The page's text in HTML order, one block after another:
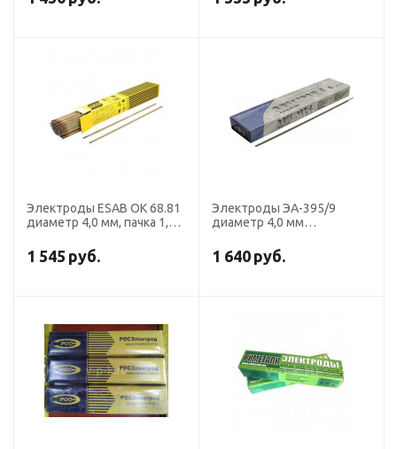
БАРС)
Электроды ESAB OK 68.81
диаметр 4,0 мм, пачка 1,8
1 545 руб.
Электроды ЭА-395/9
диаметр 4,0 мм
ток, обр. пол.) (пачка 3 кг,
Ротекс)
1 640 руб.